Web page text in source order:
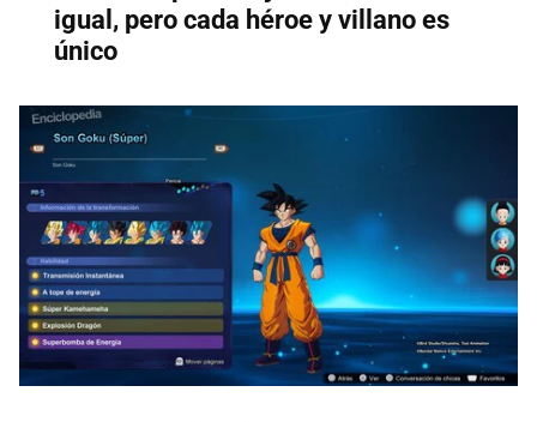
igual, pero cada héroe y villano es
único